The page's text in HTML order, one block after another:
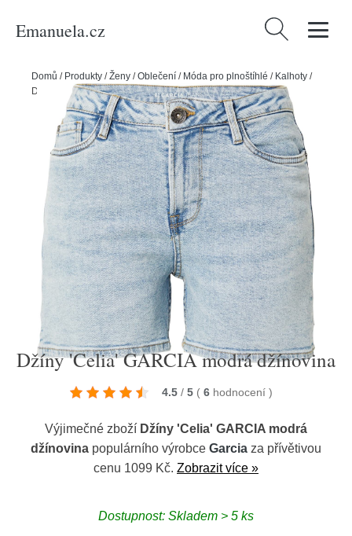
Emanuela.cz Vyhledávání
Domů / Produkty /Ženy /Oblečení / Móda pro plnoštíhlé / Kalhoty /
Džíny 'Celia' GARCIA modrá džínovina
Džíny 'Celia' GARCIA modrá džínovina
4.5 / 5 ( 6 hodnocení )
Výjimečné zboží Džíny 'Celia' GARCIA modrá
džínovina populárního výrobce Garcia za přívětivou
cenu 1099 Kč. Zobrazit více »
Dostupnost: Skladem > 5 ks